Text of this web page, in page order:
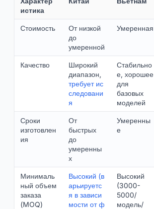
истика
Стоимость
От низкой
до
умеренной
Умеренная
Качество
Широкий
диапазон,
требует ис
следовани
я
Стабильно
е, хорошее
для
базовых
моделей
Сроки
изготовлен
ия
От
быстрых
до
умеренны
х
Умеренны
е
Минималь
ный объем
заказа
(MOQ)
Высокий (в
арьируетс
я в зависи
мости от ф
Высокий
(3000-
5000/
модель/